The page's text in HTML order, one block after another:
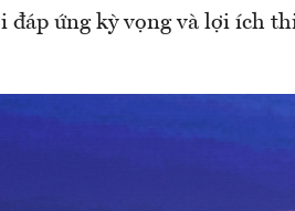
ứng kỳ vọng và lợi ích